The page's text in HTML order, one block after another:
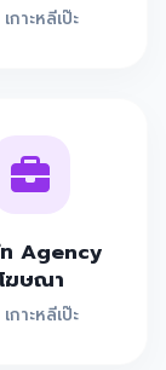
เกาะหลีเป๊ะ
Agency
ฆษณา
เกาะหลีเป๊ะ